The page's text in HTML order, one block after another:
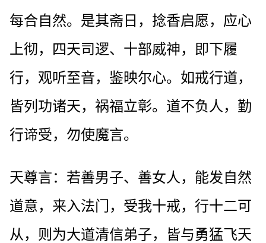
每合自然。是其斋日，捻香启愿，应心
上彻，四天司逻、十部威神，即下履
行，观听至音，鉴映尔心。如戒行道，
皆列功诸天，祸福立彰。道不负人，勤
行谛受，勿使魔言。
天尊言：若善男子、善女人，能发自然
道意，来入法门，受我十戒，行十二可
从，则为大道清信弟子，皆与勇猛飞天